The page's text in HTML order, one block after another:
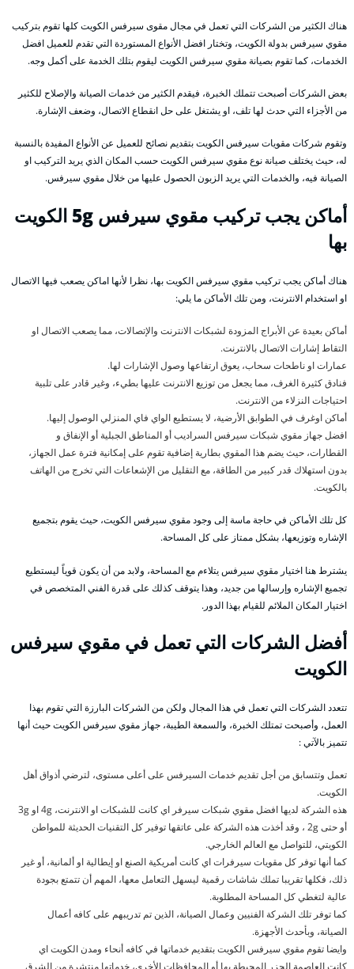
هناك الكثير من الشركات التي تعمل في مجال مقوى سيرفس الكويت كلها تقوم بتركيب
مقوي سيرفس بدولة الكويت، وتختار افضل الأنواع المستوردة التي تقدم للعميل افضل
الخدمات، كما تقوم بصيانة مقوي سيرفس الكويت ليقوم بتلك الخدمة على أكمل وجه.
بعض الشركات أصبحت تتملك الخبرة، فيقدم الكثير من خدمات الصيانة والإصلاح للكثير
من الأجزاء التي حدث لها تلف، او يشتغل على حل انقطاع الاتصال، وضعف الإشارة.
وتقوم شركات مقويات سيرفس الكويت بتقديم نصائح للعميل عن الأنواع المفيدة بالنسبة
له، حيث يختلف صيانة نوع مقوي سيرفس الكويت حسب المكان الذي يريد التركيب او
الصيانة فيه، والخدمات التي يريد الزبون الحصول عليها من خلال مقوي سيرفس.
أماكن يجب تركيب مقوي سيرفس 5g الكويت
بها
هناك أماكن يجب تركيب مقوي سيرفس الكويت بها، نظرا لأنها اماكن يصعب فيها الاتصال
او استخدام الانترنت، ومن تلك الأماكن ما يلي:
أماكن بعيدة عن الأبراج المزودة لشبكات الانترنت والإتصالات، مما يصعب الاتصال او
التقاط إشارات الاتصال بالانترنت.
عمارات او ناطحات سحاب، يعوق ارتفاعها وصول الإشارات لها.
فنادق كثيرة الغرف، مما يجعل من توزيع الانترنت عليها بطيء، وغير قادر على تلبية
احتياجات النزلاء من الانترنت.
أماكن اوغرف في الطوابق الأرضية، لا يستطيع الواي فاي المنزلي الوصول إليها.
افضل جهاز مقوي شبكات سيرفس السراديب أو المناطق الجبلية أو الإنفاق و
القطارات، حيث يضم هذا المقوي بطارية إضافية تقوم على إمكانية فترة عمل الجهاز،
بدون استهلاك قدر كبير من الطاقة، مع التقليل من الإشعاعات التي تخرج من الهاتف
بالكويت.
كل تلك الأماكن في حاجة ماسة إلى وجود مقوي سيرفس الكويت، حيث يقوم بتجميع
الإشاره وتوزيعها، بشكل ممتاز على كل المساحة.
يشترط هنا اختيار مقوي سيرفس يتلاءم مع المساحة، ولابد من أن يكون قوياً ليستطيع
تجميع الإشاره وإرسالها من جديد، وهذا يتوقف كذلك على قدرة الفني المتخصص في
اختيار المكان الملائم للقيام بهذا الدور.
أفضل الشركات التي تعمل في مقوي سيرفس
الكويت
تتعدد الشركات التي تعمل في هذا المجال ولكن من الشركات البارزة التي تقوم بهذا
العمل، وأصبحت تمتلك الخبرة، والسمعة الطيبة، جهاز مقوي سيرفس الكويت حيث أنها
تتميز بالآتي :
تعمل وتتسابق من أجل تقديم خدمات السيرفس على أعلى مستوى، لترضي أذواق أهل
الكويت.
هذه الشركة لديها افضل مقوي شبكات سيرفر اي كانت للشبكات او الانترنت، 4g او 3g
أو حتى 2g ، وقد أخذت هذه الشركة على عاتقها توفير كل التقنيات الحديثة للمواطن
الكويتي، للتواصل مع العالم الخارجي.
كما أنها توفر كل مقويات سيرفرات اي كانت أمريكية الصنع او إيطالية او ألمانية، أو غير
ذلك، فكلها تقريبا تملك شاشات رقمية ليسهل التعامل معها، المهم أن تتمتع بجودة
عالية لتغطي كل المساحة المطلوبة.
كما توفر تلك الشركة الفنيين وعمال الصيانة، الذين تم تدريبهم على كافه أعمال
الصيانة، وبأحدث الأجهزة.
وايضا تقوم مقوي سيرفس الكويت بتقديم خدماتها في كافه أنحاء ومدن الكويت اي